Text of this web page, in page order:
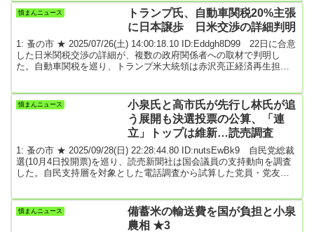
の車は防弾仕様。ボディーガード2人が負傷したものの、市長は無事
でした。2日後、市のSNSには笑顔を浮かべるアンパトゥアン市長の
写真が。実はこの人、暗殺...
憤まんニュース
トランプ氏、自動車関税20%主張
に日本譲歩 日米交渉の詳細判明
1: 蚤の市 ★ 2025/07/26(土) 14:00:18.10 ID:Eddgh8D99 22日に合意
した日米関税交渉の詳細が、複数の政府関係者への取材で判明し
た。自動車関税を巡り、トランプ米大統領は赤沢亮正経済再生担当
こぎつけたが、日本側が要求した「相互関税」の10％までの引き下
げは通らないなど、トランプ氏に押し込まれる場面も目立った。赤
沢氏は会談で、トランプ米政権...
憤まんニュース
小泉氏と高市氏が先行し林氏が追
う展開も決選投票の公算、「連
立」トップは維新…読売調査
1: 蚤の市 ★ 2025/09/28(日) 22:28:44.80 ID:nutsEwBk9 自民党総裁
選(10月4日投開票)を巡り、読売新聞社は国会議員の支持動向を調査
した。自民支持層を対象とした電話調査から試算した党員・党友票
房長官(64)が追う情勢だ。2割弱の票の行方は不明で、誰が決選投票
に勝ち残るかは流動的な面がある。総裁選は、国会議員票295票と同
憤まんニュース
備蓄米の輸送費を国が負担と小泉
農相 ★3